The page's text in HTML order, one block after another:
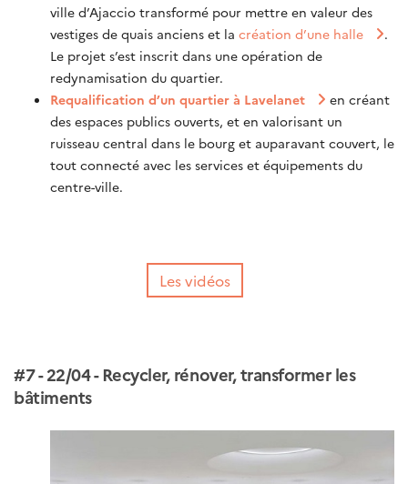
ville d’Ajaccio transformé pour mettre en valeur des
vestiges de quais anciens et la création d’une halle
.
Le projet s’est inscrit dans une opération de
redynamisation du quartier.
Requalification d’un quartier à Lavelanet
en créant
des espaces publics ouverts, et en valorisant un
ruisseau central dans le bourg et auparavant couvert, le
tout connecté avec les services et équipements du
centre-ville.
Les vidéos
#7 - 22/04 - Recycler, rénover, transformer les
bâtiments